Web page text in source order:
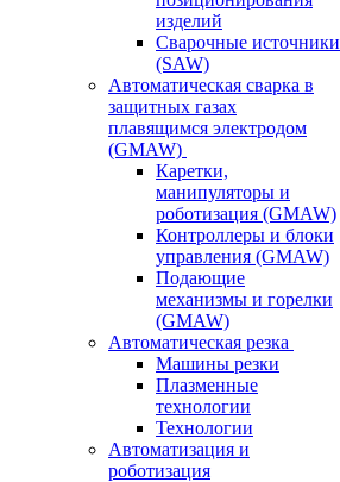
изделий
Сварочные источники
(SAW)
Автоматическая сварка в
защитных газах
плавящимся электродом
(GMAW)
Каретки,
манипуляторы и
роботизация (GMAW)
Контроллеры и блоки
управления (GMAW)
Подающие
механизмы и горелки
(GMAW)
Автоматическая резка
Машины резки
Плазменные
технологии
Технологии
Автоматизация и
роботизация